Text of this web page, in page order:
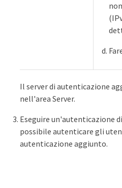
Il server di autenticazione
nell'area Server.
Eseguire un'autenticazione
possibile autenticare gli
autenticazione aggiunto.